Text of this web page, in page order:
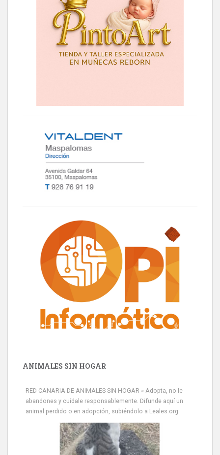
ANIMALES SIN HOGAR
RED CANARIA DE ANIMALES SIN HOGAR » Adopta, no le
abandones y cuídale responsablemente. Difunde aquí un
animal perdido o en adopción, subiéndolo a Leales.org